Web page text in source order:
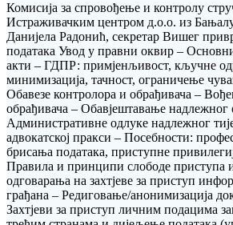
Комисија за спровођење и контролу
Истраживачким центром д.о.о. из
Данијела Радонић, секретар Вишег
података Увод у правни оквир –
акти – ГДПР: примјенљивост, кључне
минимизација, тачност, ограничење
Обавезе контролора и обрађивача –
обрађивача – Обавјештавање
Административне одлуке надлежног
адвокатској пракси – Посебности:
брисања података, приступне
Правила и принципи слободе приступа
одговарања на захтјеве за приступ
грађана – Редиговање/анонимизација
Захтјеви за приступ личним подацима